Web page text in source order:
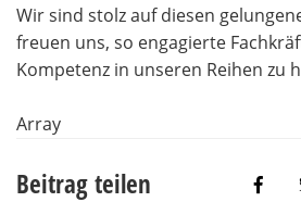
Wir sind stolz auf diesen
freuen uns, so engagierte
Kompetenz in unseren Reihen zu
Array
Beitrag teilen